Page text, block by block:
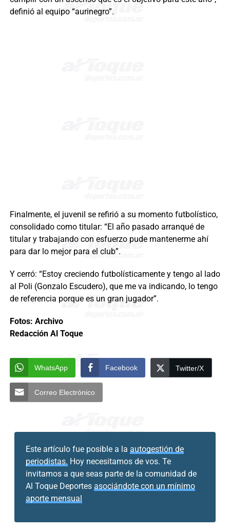
definió al equipo “aurinegro”.
Finalmente, el juvenil se refirió a su momento futbolístico,
consolidado como titular: “El año pasado arranqué de
titular y trabajando con esfuerzo pude mantenerme ahí
para dar lo mejor para el club”.
Y cerró: “Estoy creciendo futbolísticamente y tengo al lado
al Poli (Gonzalo Escudero), que me va indicando, lo tengo
de referencia porque es un gran jugador”.
Fotos: Archivo
Redacción Al Toque
WhatsApp Facebook Twitter/X
Correo Electrónico
Este artículo fue posible a la autogestión de
periodistas. Hoy necesitamos de vos. Te
invitamos a que seas parte de la comunidad de
Al Toque Deportes asociándote con un mínimo
aporte mensual